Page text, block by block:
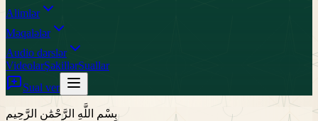
Alimlər
Məqalələr
Audio dərslər
VideolarŞəkillərSuallar
Sual ver
بِسْمِ اللَّهِ الرَّحْمَٰنِ الرَّحِيمِ